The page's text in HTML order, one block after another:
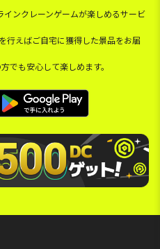
ンクレーンゲームが楽しめるサービ
行えばご自宅に獲得した景品をお届
でも安心して楽しめます。